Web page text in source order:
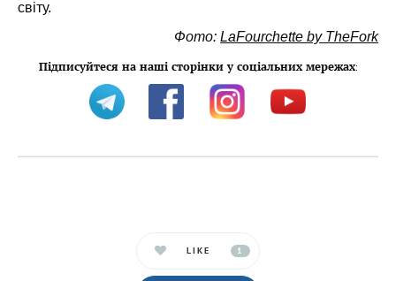
світу.
Фото: LaFourchette by TheFork
Підписуйтеся на наші сторінки у соціальних мережах:
LIKE 1